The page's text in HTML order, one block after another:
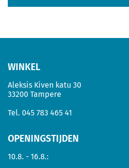
WINKEL
Aleksis Kiven katu 30
33200 Tampere
Tel. 045 783 465 41
OPENINGSTIJDEN
10.8. - 16.8.: